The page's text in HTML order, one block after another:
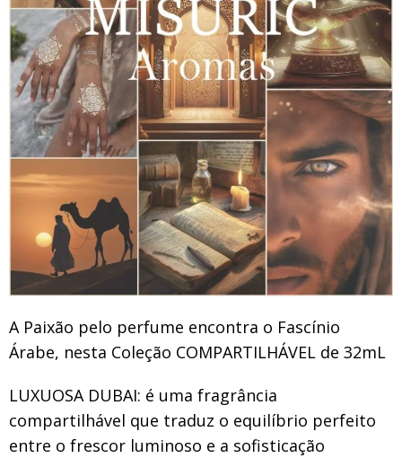
A Paixão pelo perfume encontra o Fascínio
Árabe, nesta Coleção COMPARTILHÁVEL de 32mL
LUXUOSA DUBAI: é uma fragrância
compartilhável que traduz o equilíbrio perfeito
entre o frescor luminoso e a sofisticação